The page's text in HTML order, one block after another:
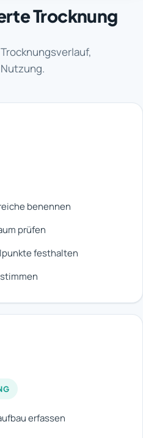
Trocknung
benennen
prüfen
festhalten
erfassen